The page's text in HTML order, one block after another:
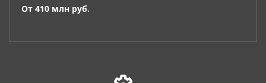
От 410 млн руб.